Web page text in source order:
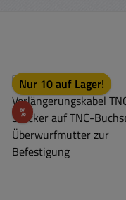
Nur 10 auf Lager!
%Rabatt